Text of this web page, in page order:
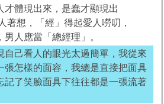
才體現出來，是蠢才顯現出
想，「經」得起愛人嘮叨，
人應當「總經理」。
自己看人的眼光太過簡單，我從來
張怎樣的面容，我總是直接把面具
記了笑臉面具下往往都是一張流著